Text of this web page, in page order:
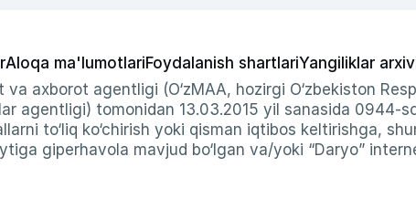
Aloqa ma'lumotlariFoydalanish shartlariYangiliklar
axborot agentligi (O‘zMAA, hozirgi O‘zbekiston
agentligi) tomonidan 13.03.2015 yil sanasida 0944-
to‘liq ko‘chirish yoki qisman iqtibos keltirishga,
giperhavola mavjud bo‘lgan va/yoki “Daryo”